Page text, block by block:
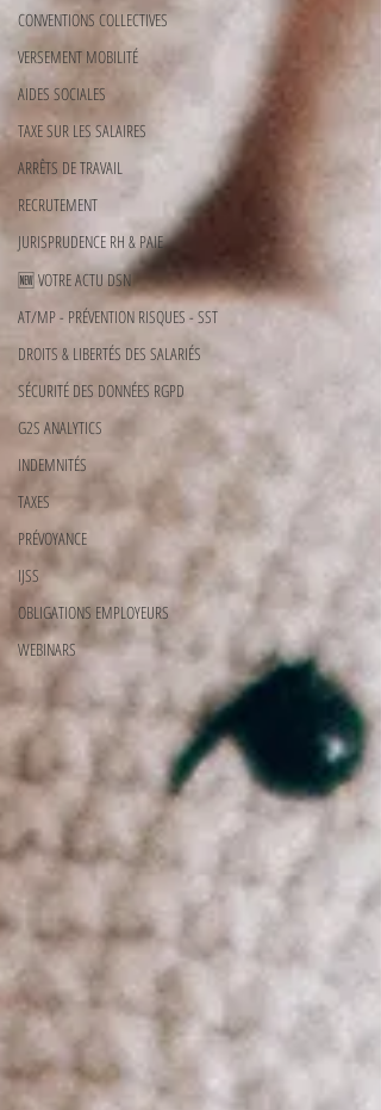
CONVENTIONS COLLECTIVES
VERSEMENT MOBILITÉ
AIDES SOCIALES
TAXE SUR LES SALAIRES
ARRÊTS DE TRAVAIL
RECRUTEMENT
JURISPRUDENCE RH & PAIE
🆕 VOTRE ACTU DSN
AT/MP - PRÉVENTION RISQUES - SST
DROITS & LIBERTÉS DES SALARIÉS
SÉCURITÉ DES DONNÉES RGPD
G2S ANALYTICS
INDEMNITÉS
TAXES
PRÉVOYANCE
IJSS
OBLIGATIONS EMPLOYEURS
WEBINARS